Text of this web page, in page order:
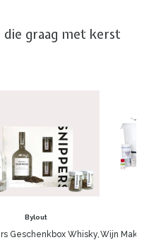
graag met kerst
Bylout
Geschenkbox Whisky,Wijn